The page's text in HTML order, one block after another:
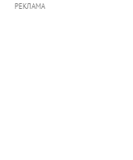
РЕКЛАМА